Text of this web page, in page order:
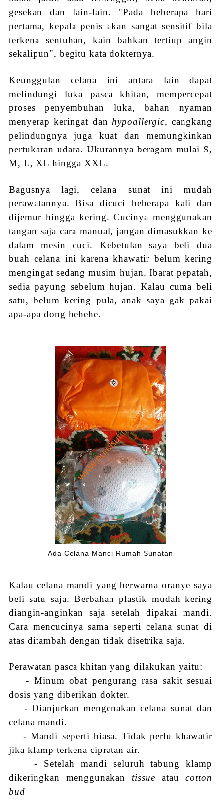
gesekan dan lain-lain. "Pada beberapa hari
pertama, kepala penis akan sangat sensitif bila
terkena sentuhan, kain bahkan tertiup angin
sekalipun", begitu kata dokternya.
Keunggulan celana ini antara lain dapat
melindungi luka pasca khitan, mempercepat
proses penyembuhan luka, bahan nyaman
menyerap keringat dan hypoallergic, cangkang
pelindungnya juga kuat dan memungkinkan
pertukaran udara. Ukurannya beragam mulai S,
M, L, XL hingga XXL.
Bagusnya lagi, celana sunat ini mudah
perawatannya. Bisa dicuci beberapa kali dan
dijemur hingga kering. Cucinya menggunakan
tangan saja cara manual, jangan dimasukkan ke
dalam mesin cuci. Kebetulan saya beli dua
buah celana ini karena khawatir belum kering
mengingat sedang musim hujan. Ibarat pepatah,
sedia payung sebelum hujan. Kalau cuma beli
satu, belum kering pula, anak saya gak pakai
apa-apa dong hehehe.
Ada Celana Mandi Rumah Sunatan
Kalau celana mandi yang berwarna oranyesaya
beli satu saja. Berbahan plastik mudah kering
diangin-anginkan saja setelah dipakai mandi.
Cara mencucinya sama seperti celana sunat di
atas ditambah dengan tidak disetrika saja.
Perawatan pasca khitan yang dilakukan yaitu:
- Minum obat pengurang rasa sakit sesuai
dosis yang diberikan dokter.
- Dianjurkan mengenakan celana sunat dan
celana mandi.
- Mandi seperti biasa. Tidak perlu khawatir
jika klamp terkena cipratan air.
- Setelah mandi seluruh tabung klamp
dikeringkan menggunakan tissue ataucotton
bud